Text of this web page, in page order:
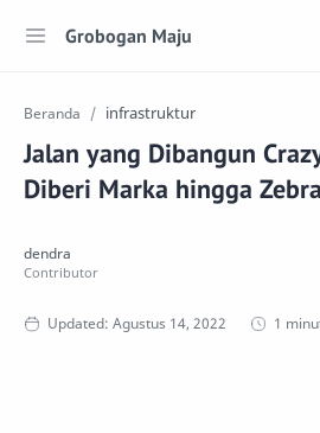
Grobogan Maju
Beranda infrastruktur
Jalan yang Dibangun
Diberi Marka hingga
1